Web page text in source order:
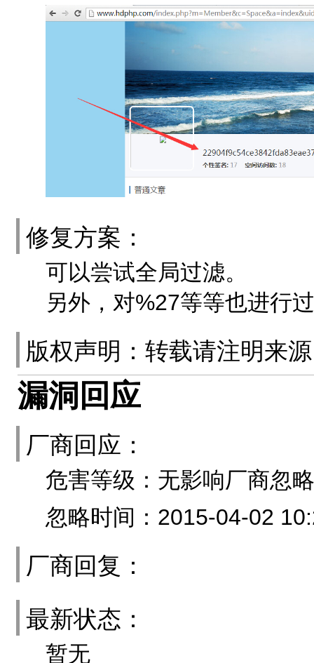
修复方案：
可以尝试全局过滤。
另外，对%27等等也进行
版权声明：转载请注明来
漏洞回应
厂商回应：
危害等级：无影响厂商忽略
忽略时间：2015-04-02
厂商回复：
最新状态：
暂无